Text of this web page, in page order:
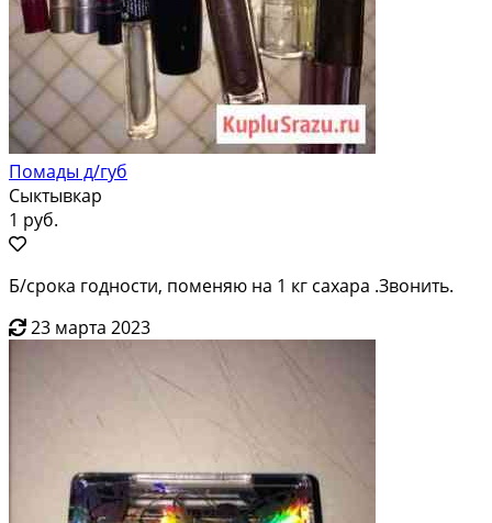
Помады д/губ
Сыктывкар
1 руб.
Б/срока годности, поменяю на 1 кг сахара .Звонить.
23 марта 2023